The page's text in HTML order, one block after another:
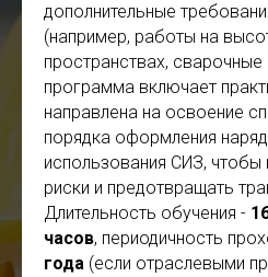
дополнительные
(например, работы на
пространствах,
программа включает
направлена на освоение
порядка оформления
использования СИЗ, чтобы
риски и предотвращать
Длительность обучения -
часов, периодичность
года (если отраслевыми